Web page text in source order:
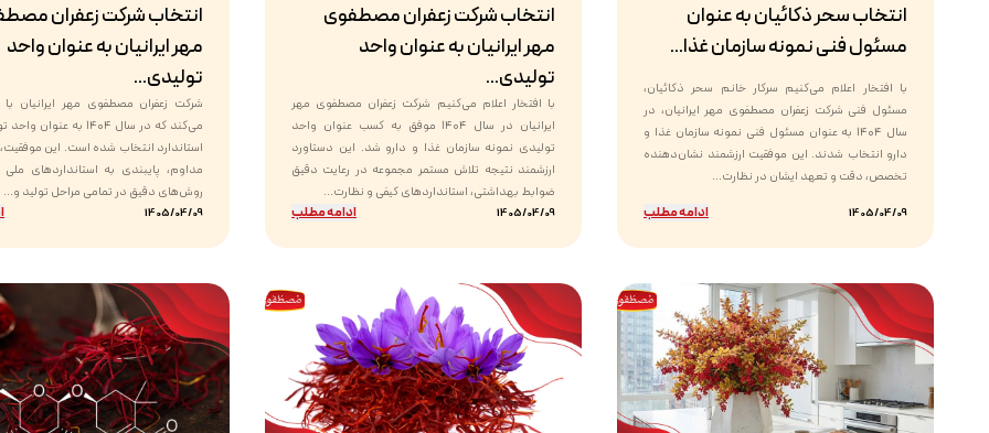
انتخاب سحر ذکائیان به عنوان
مسئول فنی نمونه سازمان غذا...
با افتخار اعلام می‌کنیم سرکار خانم سحر ذکائیان،
مسئول فنی شرکت زعفران مصطفوی مهر ایرانیان، در
سال ۱۴۰۴ به عنوان مسئول فنی نمونه سازمان غذا و
دارو انتخاب شدند. این موفقیت ارزشمند نشان‌دهنده
تخصص، دقت و تعهد ایشان در نظارت...
1405/04/09 ادامه مطلب
انتخاب شرکت زعفران مصطفوی
مهر ایرانیان به عنوان واحد
تولیدی...
با افتخار اعلام می‌کنیم شرکت زعفران مصطفوی مهر
ایرانیان در سال ۱۴۰۴ موفق به کسب عنوان واحد
تولیدی نمونه سازمان غذا و دارو شد. این دستاورد
ارزشمند نتیجه تلاش مستمر مجموعه در رعایت دقیق
ضوابط بهداشتی، استانداردهای کیفی و نظارت...
1405/04/09 ادامه مطلب
انتخاب شرکت زعفران
مهر ایرانیان به عنوان واحد
تولیدی...
شرکت زعفران مصطفوی مهر ایرانیان با
می‌کند که در سال ۱۴۰۴ به
استاندارد انتخاب شده است. این
مداوم، پایبندی به استانداردهای ملی
روش‌های دقیق در تمامی مراحل تولید و...
1405/04/09